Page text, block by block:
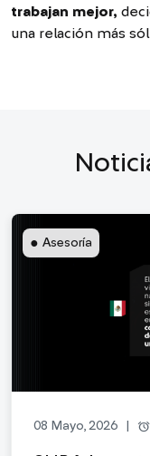
trabajan mejor,
una relación más
● Asesoría
08 Mayo, 2026 alarm